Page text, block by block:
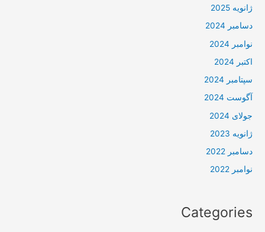
ژانویه 2025
دسامبر 2024
نوامبر 2024
اکتبر 2024
سپتامبر 2024
آگوست 2024
جولای 2024
ژانویه 2023
دسامبر 2022
نوامبر 2022
Categories